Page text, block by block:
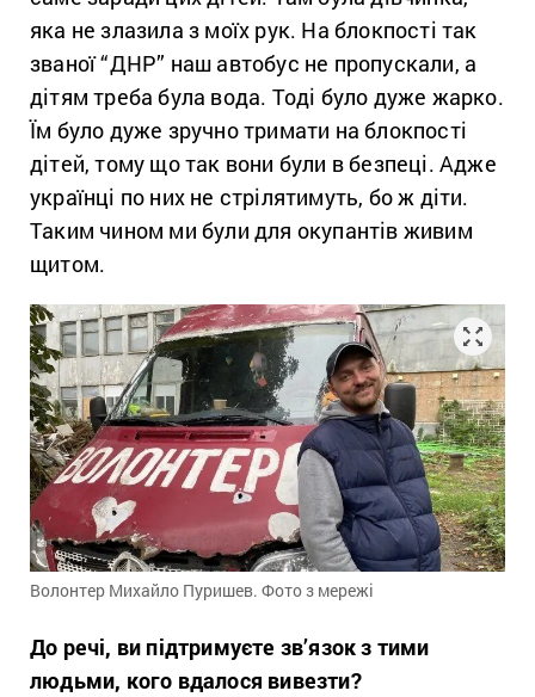
яка не злазила з моїх рук. На блокпості так
званої “ДНР” наш автобус не пропускали, а
дітям треба була вода. Тоді було дуже жарко.
Їм було дуже зручно тримати на блокпості
дітей, тому що так вони були в безпеці. Адже
українці по них не стрілятимуть, бо ж діти.
Таким чином ми були для окупантів живим
щитом.
Волонтер Михайло Пуришев. Фото з мережі
До речі, ви підтримуєте зв’язок з тими
людьми, кого вдалося вивезти?